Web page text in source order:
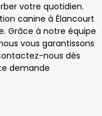
votre quotidien.
canine à Élancourt
Grâce à notre équipe
vous garantissons
nous dès
demande